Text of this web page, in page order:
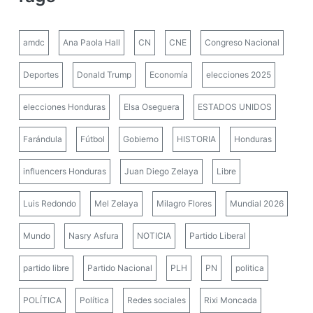
amdc Ana Paola Hall CN CNE Congreso Nacional
Deportes Donald Trump Economía elecciones 2025
elecciones Honduras Elsa Oseguera ESTADOS UNIDOS
Farándula Fútbol Gobierno HISTORIA Honduras
influencers Honduras Juan Diego Zelaya Libre
Luis Redondo Mel Zelaya Milagro Flores Mundial 2026
Mundo Nasry Asfura NOTICIA Partido Liberal
partido libre Partido Nacional PLH PN politica
POLÍTICA Política Redes sociales Rixi Moncada